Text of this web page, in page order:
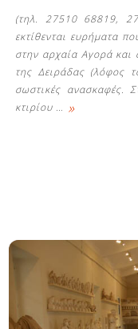
(τηλ. 27510 68819,
εκτίθενται ευρήματα
στην αρχαία Αγορά και
της Δειράδας (λόφος
σωστικές ανασκαφές.
κτιρίου … »